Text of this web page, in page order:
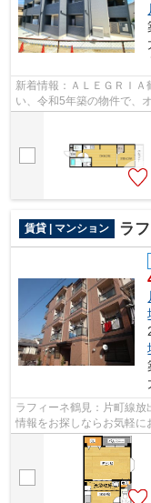
新着情報：ＡＬＥＧＲＩ
い、令和5年築の物件で、
動するために駅から徒歩7
賃貸 | マンション ラ
ラフィーネ鶴見：片町線
情報をお探しならお気軽に
ションタイプの物件です。